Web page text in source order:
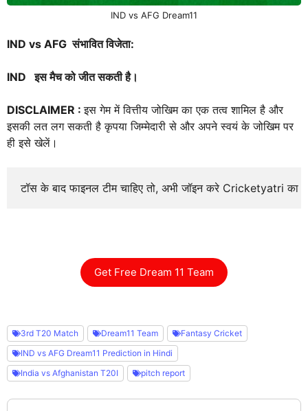
IND vs AFG Dream11
IND vs AFGसंभावित विजेता:
IND इस मैच को जीत सकती है।
DISCLAIMER :इस गेम में वित्तीय जोखिम का एक तत्व शामिल है और
इसकी लत लग सकती है कृपया जिम्मेदारी से और अपने स्वयं के जोखिम पर
ही इसे खेलें।
टॉस के बाद फाइनल टीम चाहिए तो, अभी जॉइन करे Cricketyatri
Get Free Dream 11 Team
3rd T20 Match Dream11 Team
Fantasy Cricket
IND vs AFG Dream11 Prediction in Hindi
India vs Afghanistan T20I
pitch report